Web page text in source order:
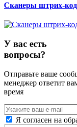
Сканеры штрих-
У вас есть
вопросы?
Отправьте ваше
менеджер ответит
время
Я согласен на